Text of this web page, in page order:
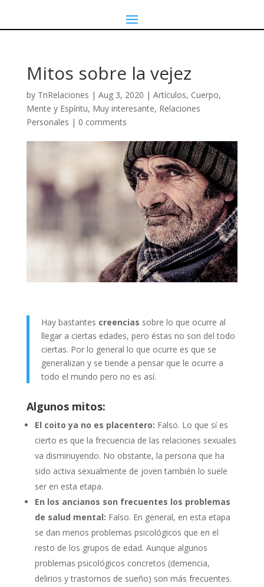
Mitos sobre la vejez
by TnRelaciones | Aug 3, 2020 | Artículos, Cuerpo,
Mente y Espíritu, Muy interesante, Relaciones
Personales | 0 comments
Hay bastantes creencias sobre lo que ocurre al
llegar a ciertas edades, pero éstas no son del todo
ciertas. Por lo general lo que ocurre es que se
generalizan y se tiende a pensar que le ocurre a
todo el mundo pero no es así.
Algunos mitos:
El coito ya no es placentero: Falso. Lo que sí es
cierto es que la frecuencia de las relaciones sexuales
va disminuyendo. No obstante, la persona que ha
sido activa sexualmente de joven también lo suele
ser en esta etapa.
En los ancianos son frecuentes los problemas
de salud mental: Falso. En general, en esta etapa
se dan menos problemas psicológicos que en el
resto de los grupos de edad. Aunque algunos
problemas psicológicos concretos (demencia,
delirios y trastornos de sueño) son más frecuentes.